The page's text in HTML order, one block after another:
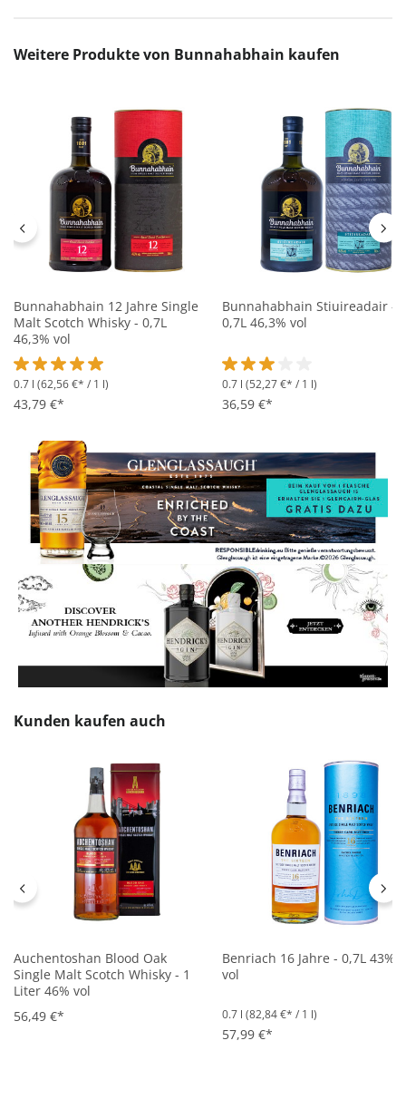
Produktgalerie überspringen
Weitere Produkte von Bunnahabhain kaufen
Bunnahabhain 12 Jahre Single
Malt Scotch Whisky - 0,7L
46,3% vol
Durchschnittliche Bewertung von 5 von 5 Sternen
0.7 l (62,56 €* / 1 l)
43,79 €*
Bunnahabhain Stiuireadair -
0,7L 46,3% vol
Durchschnittliche
0.7 l (52,27 €* / 1 l)
36,59 €*
Produktgalerie überspringen
Kunden kaufen auch
Auchentoshan Blood Oak
Single Malt Scotch Whisky - 1
Liter 46% vol
56,49 €*
Benriach 16 Jahre - 0,7L 43%
vol
0.7 l (82,84 €* / 1 l)
57,99 €*